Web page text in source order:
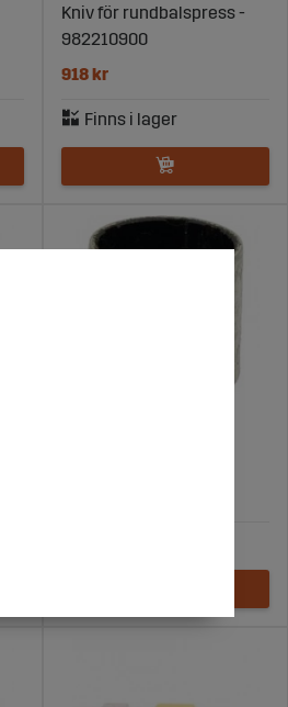
Kniv för rundbalspress -
982210900
918 kr